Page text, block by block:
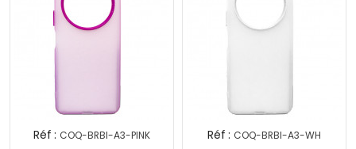
Réf : COQ-BRBI-A3-PINK Réf : COQ-BRBI-A3-WH